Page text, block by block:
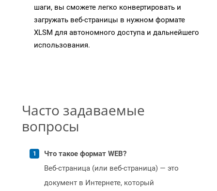
шаги, вы сможете легко конвертировать и
загружать веб-страницы в нужном формате
XLSM для автономного доступа и дальнейшего
использования.
Часто задаваемые
вопросы
Что такое формат WEB?
Веб-страница (или веб-страница) — это
документ в Интернете, который